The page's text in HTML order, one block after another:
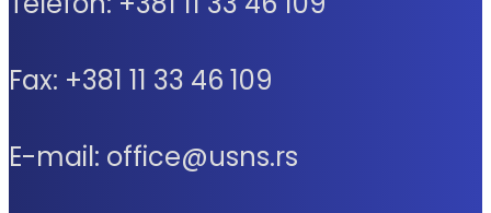
Fax: +381 11 33 46 109
E-mail: office@usns.rs